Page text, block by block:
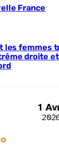
France
les femmes
droite et
1